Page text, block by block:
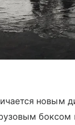
новым
боксом